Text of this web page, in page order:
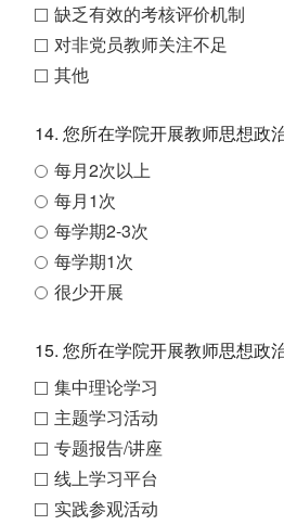
缺乏有效的考核评价机制
对非党员教师关注不足
其他
14. 您所在学院开展教师思想政
每月2次以上
每月1次
每学期2-3次
每学期1次
很少开展
15. 您所在学院开展教师思想政
集中理论学习
主题学习活动
专题报告/讲座
线上学习平台
实践参观活动